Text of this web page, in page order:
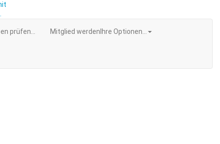
prüfen... Mitglied werden Ihre Optionen...